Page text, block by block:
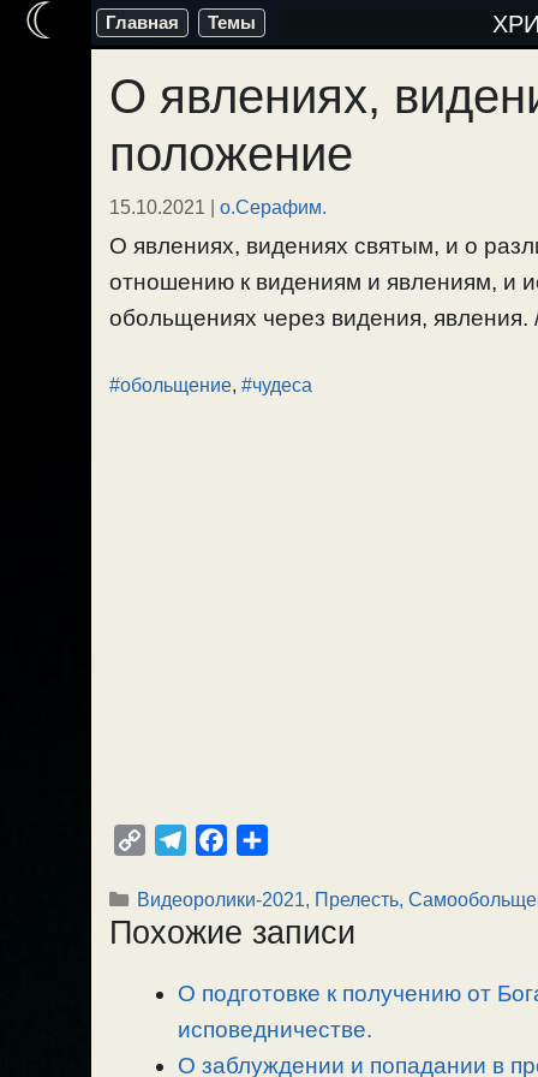
Перейти
содержимому
Главная Темы
О явлениях,
положение
15.10.2021 | о.Серафим.
О явлениях, видениях святым, и о
отношению к видениям и явлениям, и
обольщениях через видения, явления.
#обольщение, #чудеса
p
y
l
e
r
a
m
c
e
o
o
k
п
р
в
и
т
Рубрики
Видеоролики-2021, Прелесть,
Похожие записи
О подготовке к получению от
исповедничестве.
О заблуждении и попадании в
☾